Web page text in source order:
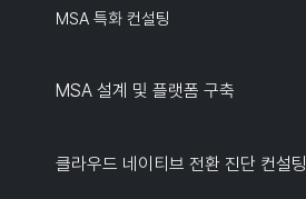
MSA 특화 컨설팅
MSA 설계 및 플랫폼 구축
클라우드 네이티브 전환 진단 컨설팅